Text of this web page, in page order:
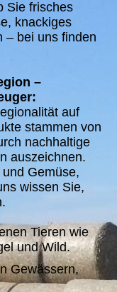
Sie frisches
knackiges
– bei uns finden
–
auf
stammen von
nachhaltige
auszeichnen.
Gemüse,
wissen Sie,
Tieren wie
und Wild.
Gewässern,